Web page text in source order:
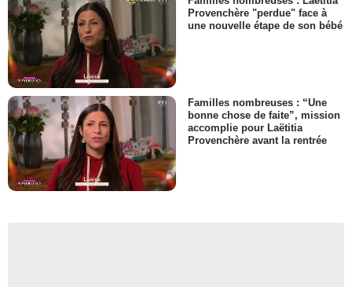
Provenchère "perdue" face à
une nouvelle étape de son bébé
Familles nombreuses : “Une
bonne chose de faite”, mission
accomplie pour Laëtitia
Provenchère avant la rentrée